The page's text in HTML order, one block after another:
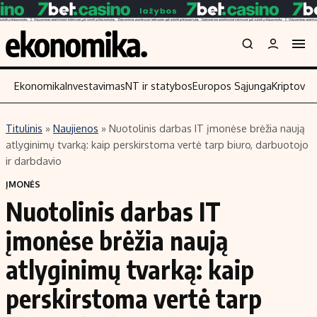
Turinys
Naujienos
Aplinka
Verslas
Energetika
Politika
NT ir statybos
Skaitykite
Žemės ūkis
Technologijos
Laisvalaikis
EkonomikaInvestavimasNT ir statybosEuropos Sąjunga
Titulinis » Naujienos » Nuotolinis darbas IT įmonėse brėžia naują
atlyginimų tvarką: kaip perskirstoma vertė tarp biuro, darbuotojo
ir darbdavio
ĮMONĖS
Nuotolinis darbas IT
įmonėse brėžia naują
atlyginimų tvarką: kaip
perskirstoma vertė tarp